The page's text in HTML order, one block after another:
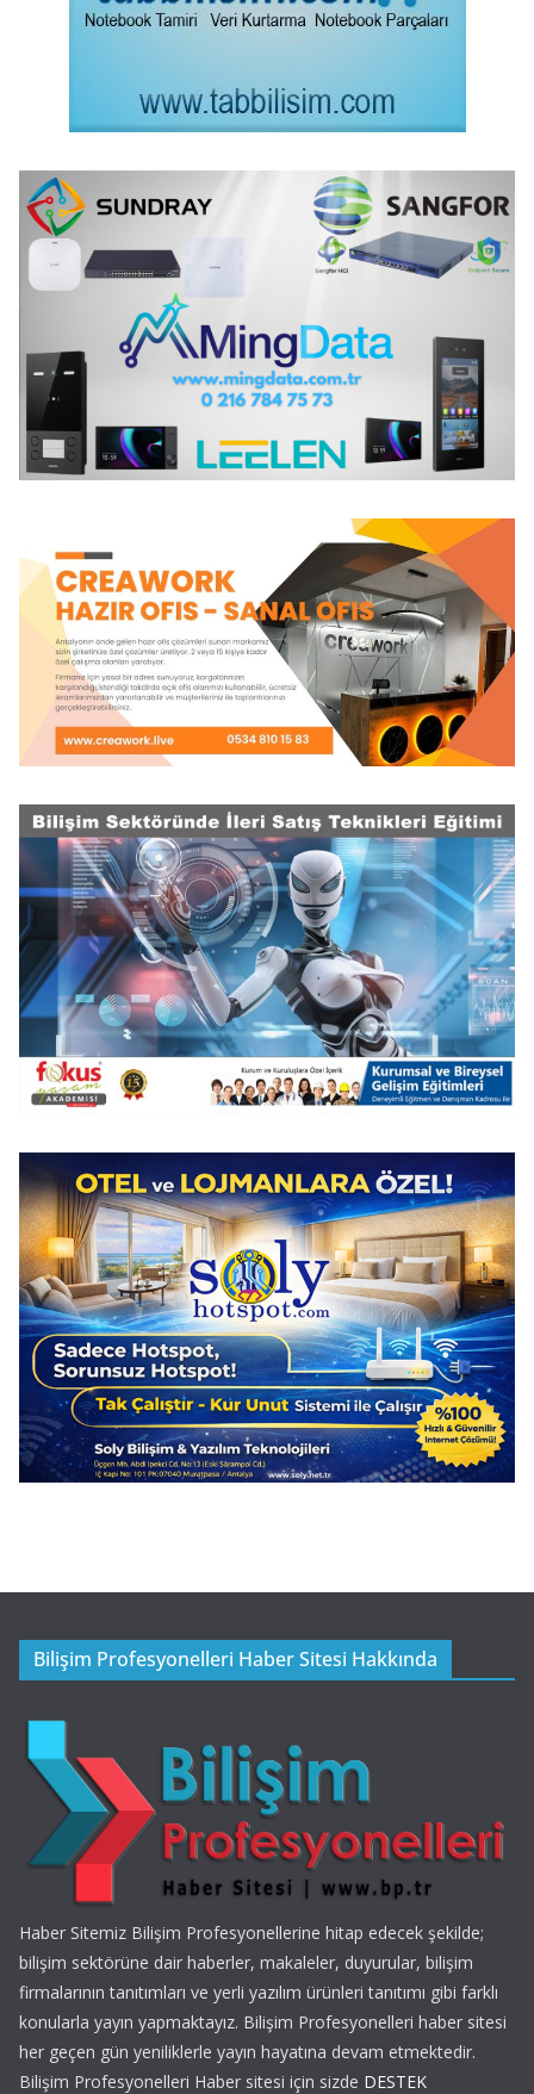
Bilişim Profesyonelleri Haber Sitesi Hakkında
Haber Sitemiz Bilişim Profesyonellerine hitap edecek şekilde;
bilişim sektörüne dair haberler, makaleler, duyurular, bilişim
firmalarının tanıtımları ve yerli yazılım ürünleri tanıtımı gibi farklı
konularla yayın yapmaktayız. Bilişim Profesyonelleri haber sitesi
her geçen gün yeniliklerle yayın hayatına devam etmektedir.
Bilişim Profesyonelleri Haber sitesi için sizde DESTEK